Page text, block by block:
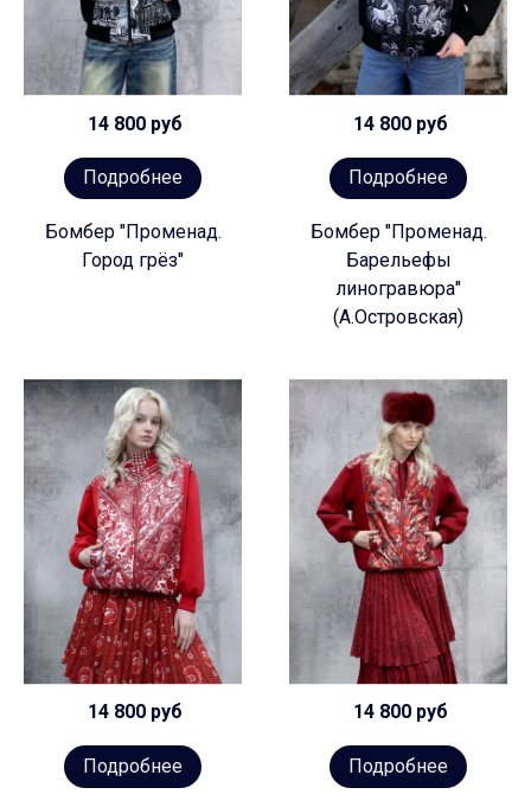
14 800 руб
Подробнее
Бомбер "Променад.
Город грёз"
14 800 руб
Подробнее
Бомбер "Променад.
Барельефы
линогравюра"
(А.Островская)
14 800 руб
Подробнее
14 800 руб
Подробнее